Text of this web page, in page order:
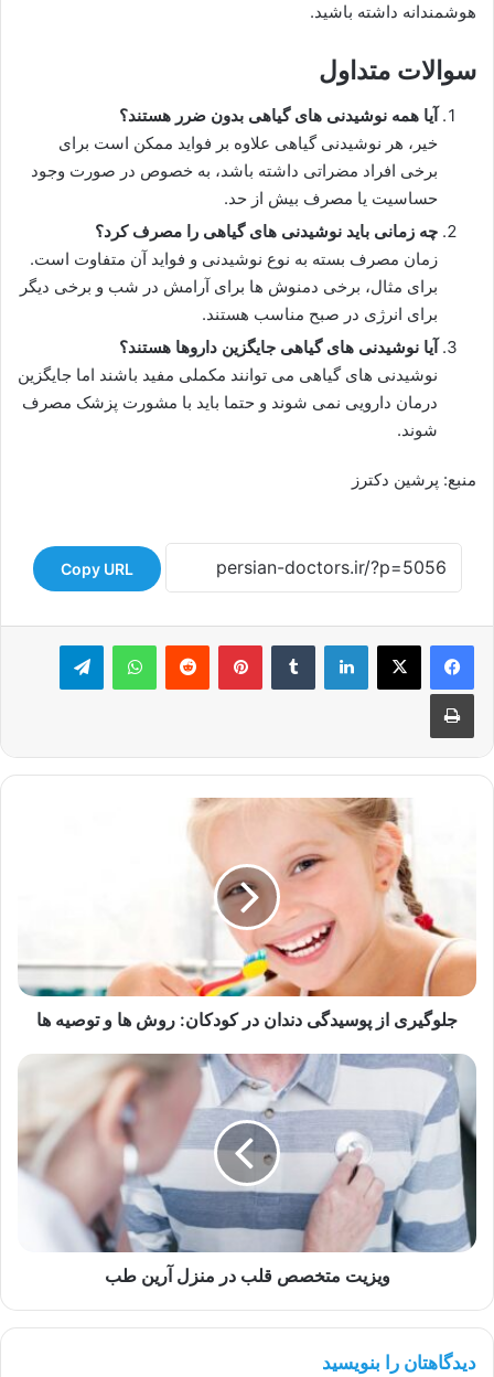
هوشمندانه داشته باشید.
سوالات متداول
آیا همه نوشیدنی های گیاهی بدون ضرر هستند؟
خیر، هر نوشیدنی گیاهی علاوه بر فواید ممکن است برای
برخی افراد مضراتی داشته باشد، به خصوص در صورت وجود
حساسیت یا مصرف بیش از حد.
چه زمانی باید نوشیدنی های گیاهی را مصرف کرد؟
زمان مصرف بسته به نوع نوشیدنی و فواید آن متفاوت است.
برای مثال، برخی دمنوش ها برای آرامش در شب و برخی دیگر
برای انرژی در صبح مناسب هستند.
آیا نوشیدنی های گیاهی جایگزین داروها هستند؟
نوشیدنی های گیاهی می توانند مکملی مفید باشند اما جایگزین
درمان دارویی نمی شوند و حتما باید با مشورت پزشک مصرف
شوند.
منبع: پرشین دکترز
Copy URL
لینکدین ‫تامبلر ‫پین‌ترست‫رددیت واتس آپ تلگرام
چاپ
کودکان:
روش
و
توصیهجلوگیری از پوسیدگی دندان در کودکان: روش ها و توصیه ها
ویزیت
متخصص
قلب
در
منزل
آرین
طب
ویزیت متخصص قلب در منزل آرین طب
دیدگاهتان را بنویسید